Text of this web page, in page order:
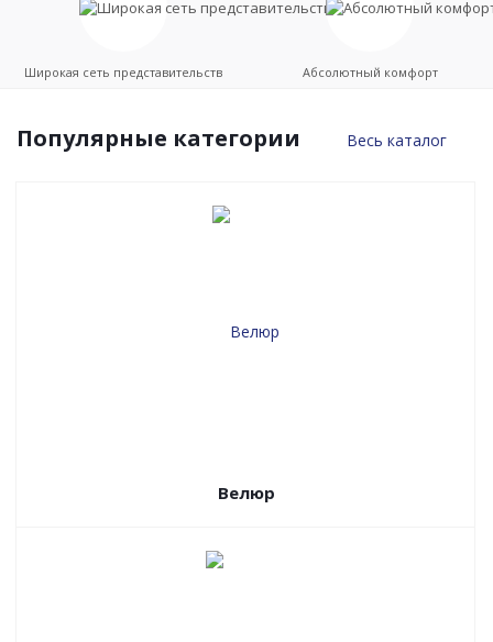
Широкая сеть представительств Абсолютный комфорт
Популярные категории Весь каталог
Велюр